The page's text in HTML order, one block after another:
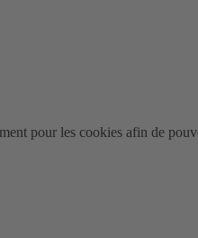
pour les cookies afin de